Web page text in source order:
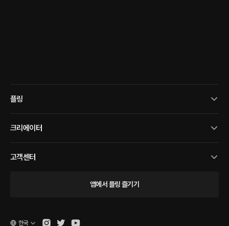
플링
크리에이터
고객센터
앱에서 플링 즐기기
한국